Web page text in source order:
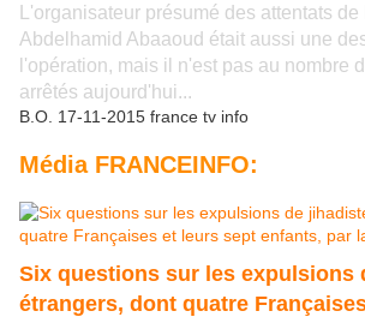
L'organisateur présumé des attentats de
Abdelhamid Abaaoud était aussi une
l'opération, mais il n'est pas au nombre
arrêtés aujourd'hui...
B.O. 17-11-2015 france tv info
Média FRANCEINFO:
Six questions sur les expulsions
étrangers, dont quatre